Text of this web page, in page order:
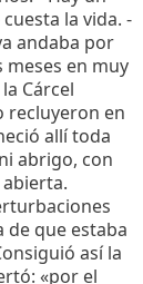
la vida. -
andaba por
meses en muy
Cárcel
recluyeron en
allí toda
abrigo, con
de que estaba
así la
«por el